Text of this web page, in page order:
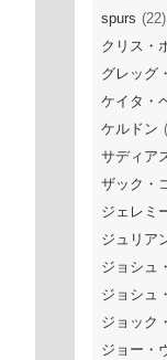
spurs (22)
クリス・
グレッグ
ケイタ・
ケルドン
サディア
ザック・
ジェレミ
ジュリア
ジョシュ
ジョシュ
ジョック
ジョー・